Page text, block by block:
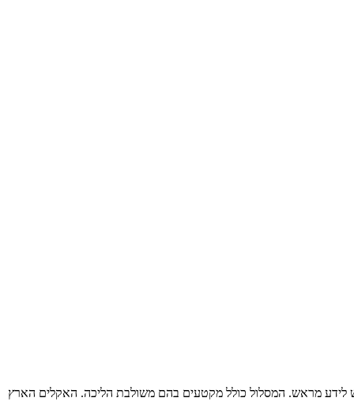
יש לידע מראש. המסלול כולל מקטעים בהם משולבת הליכה. האקלים הארץ